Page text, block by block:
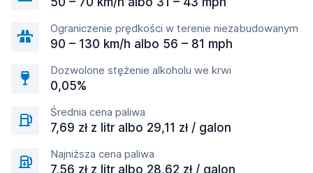
Ograniczenie prędkości w terenie niezabudowanym
90 – 130 km/h albo 56 – 81 mph
Dozwolone stężenie alkoholu we krwi
0,05%
Średnia cena paliwa
7,69 zł z litr albo 29,11 zł / galon
Najniższa cena paliwa
7,56 zł z litr albo 28,62 zł / galon